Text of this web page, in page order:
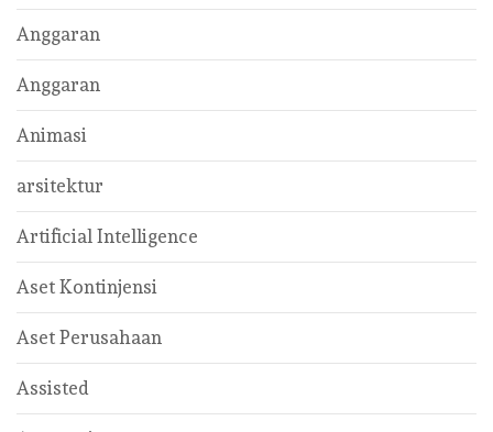
Anggaran
Anggaran
Animasi
arsitektur
Artificial Intelligence
Aset Kontinjensi
Aset Perusahaan
Assisted